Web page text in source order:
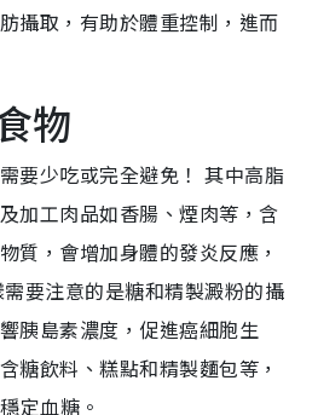
攝取，有助於體重控制，進而
物
要少吃或完全避免！ 其中高脂
加工肉品如香腸、煙肉等，含
質，會增加身體的發炎反應，
要注意的是糖和精製澱粉的攝
胰島素濃度，促進癌細胞生
糖飲料、糕點和精製麵包等，
定血糖。